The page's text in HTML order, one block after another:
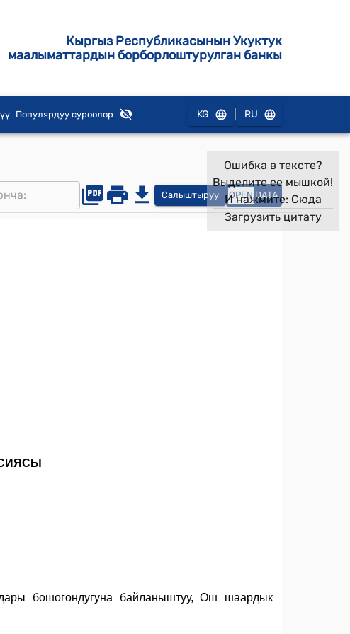
Кыргыз Республикасынын Укуктук
маалыматтардын борборлоштурулган банкы
Популярдуу суроолор KG RU
Салыштыруу OPEN DATA
Ошибка в тексте?
Выделите ее мышкой!
И нажмите: Сюда
Загрузить цитату